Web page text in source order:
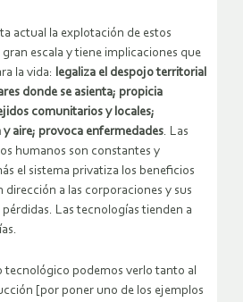
actual la explotación de estos
escala y tiene implicaciones que
la vida: legaliza el despojo territorial
donde se asienta; propicia
comunitarios y locales;
aire; provoca enfermedades. Las
humanos son constantes y
el sistema privatiza los beneficios
dirección a las corporaciones y sus
Las tecnologías tienden a
tecnológico podemos verlo tanto al
[por poner uno de los ejemplos